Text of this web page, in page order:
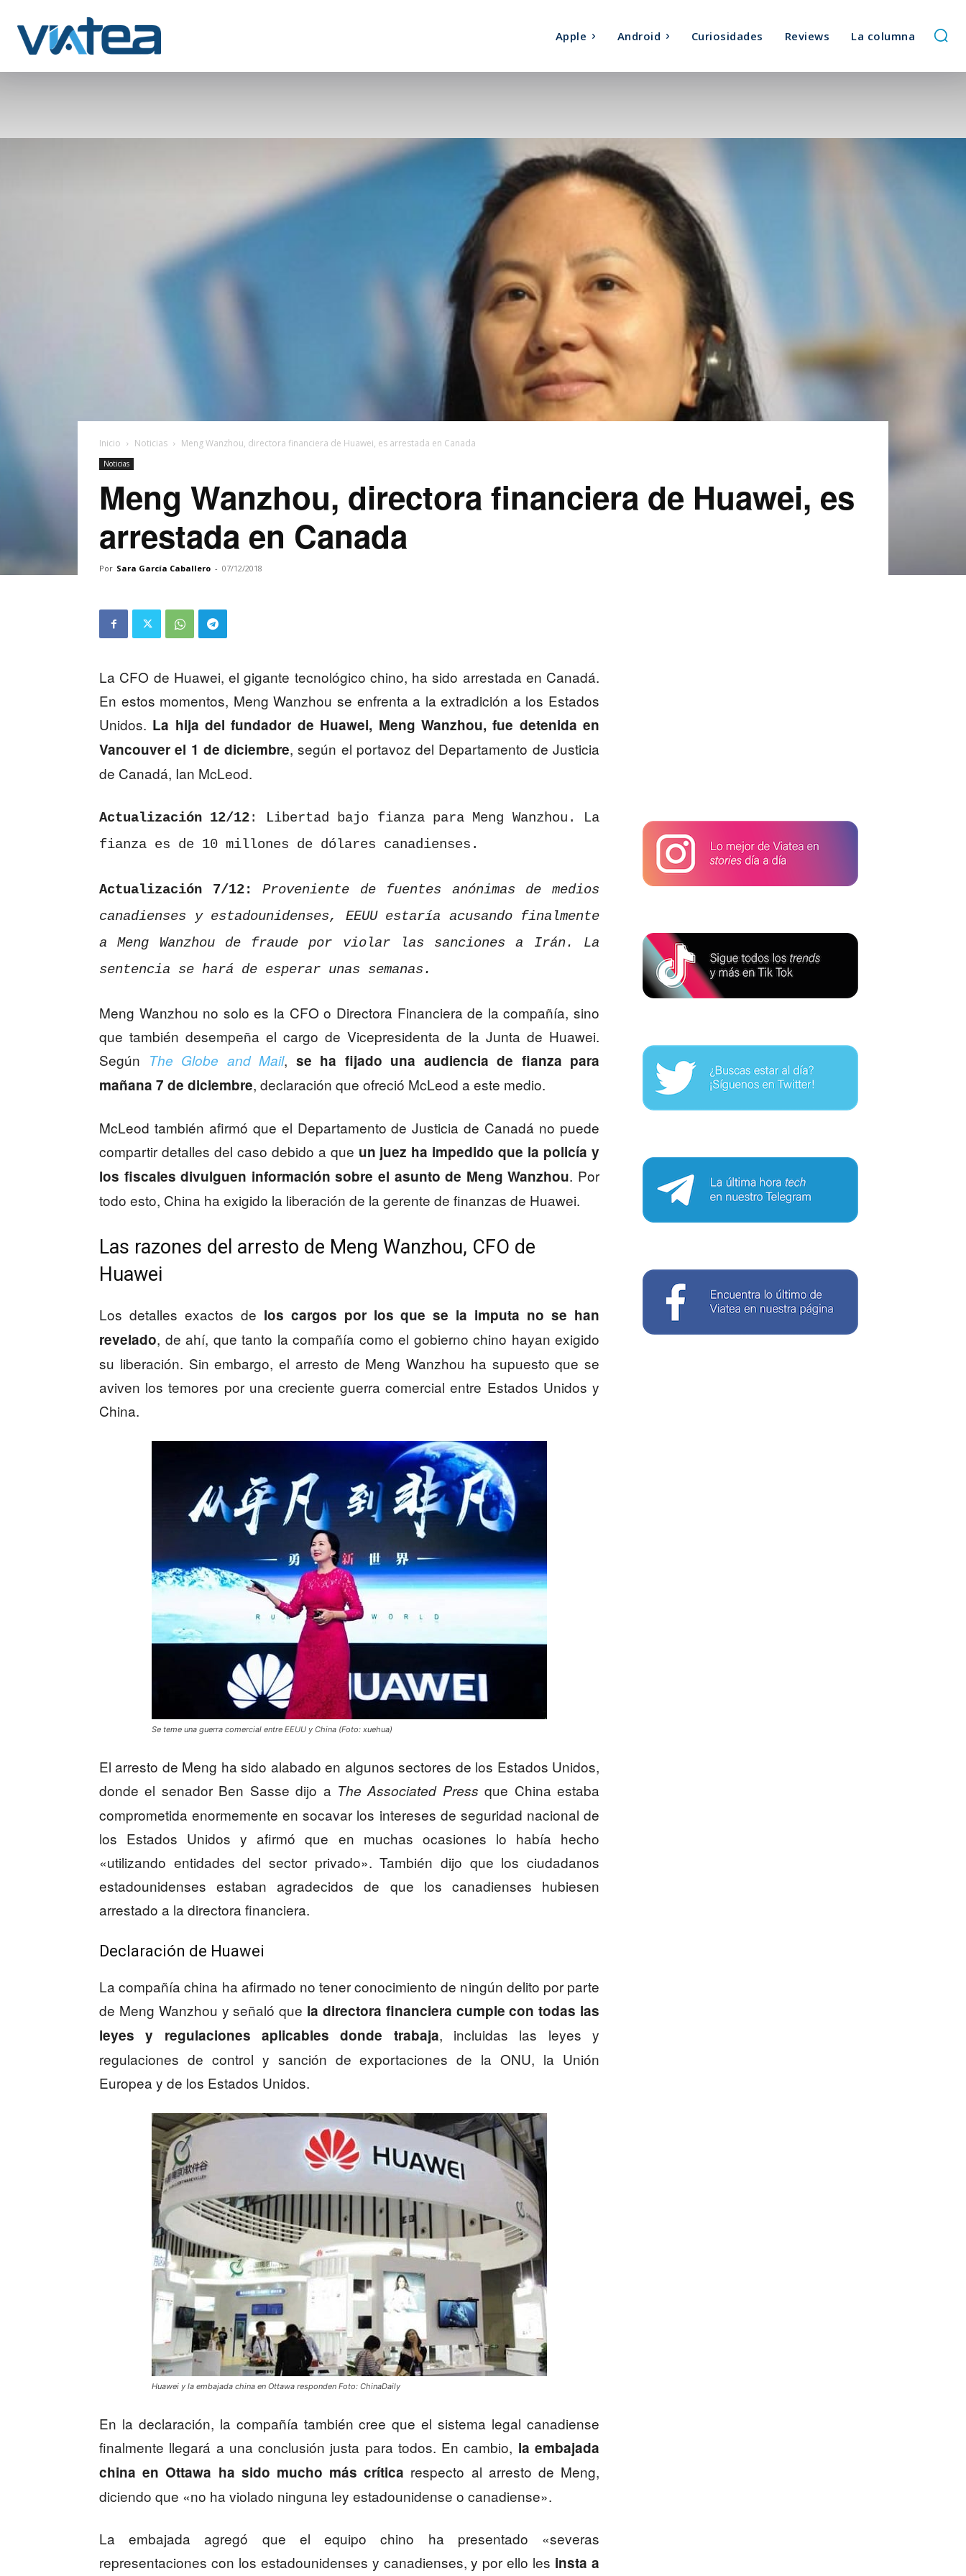
Apple Android Curiosidades Reviews La columna
Inicio Noticias Meng Wanzhou, directora financiera de Huawei, es arrestada en Canada
Noticias
Meng Wanzhou, directora financiera de Huawei, es
arrestada en Canada
Por Sara García Caballero - 07/12/2018
La CFO de Huawei, el gigante tecnológico chino, ha sido arrestada en Canadá.
En estos momentos, Meng Wanzhou se enfrenta a la extradición a los Estados
Unidos. La hija del fundador de Huawei, Meng Wanzhou, fue detenida en
Vancouver el 1 de diciembre, según el portavoz del Departamento de Justicia
de Canadá, Ian McLeod.
Actualización 12/12: Libertad bajo fianza para Meng Wanzhou. La
fianza es de 10 millones de dólares canadienses.
Actualización 7/12:
Proveniente de fuentes anónimas de medios
canadienses y estadounidenses, EEUU estaría acusando finalmente
a Meng Wanzhou de fraude por violar las sanciones a Irán. La
sentencia se hará de esperar unas semanas.
Meng Wanzhou no solo es la CFO o Directora Financiera de la compañía, sino
que también desempeña el cargo de Vicepresidenta de la Junta de Huawei.
Según The Globe and Mail, se ha fijado una audiencia de fianza para
mañana 7 de diciembre, declaración que ofreció McLeod a este medio.
McLeod también afirmó que el Departamento de Justicia de Canadá no puede
compartir detalles del caso debido a que un juez ha impedido que la policía y
los fiscales divulguen información sobre el asunto de Meng Wanzhou. Por
todo esto, China ha exigido la liberación de la gerente de finanzas de Huawei.
Las razones del arresto de Meng Wanzhou, CFO de
Huawei
Los detalles exactos de los cargos por los que se la imputa no se han
revelado, de ahí, que tanto la compañía como el gobierno chino hayan exigido
su liberación. Sin embargo, el arresto de Meng Wanzhou ha supuesto que se
aviven los temores por una creciente guerra comercial entre Estados Unidos y
China.
Se teme una guerra comercial entre EEUU y China (Foto: xuehua)
El arresto de Meng ha sido alabado en algunos sectores de los Estados Unidos,
donde el senador Ben Sasse dijo a The Associated Press que China estaba
comprometida enormemente en socavar los intereses de seguridad nacional de
los Estados Unidos y afirmó que en muchas ocasiones lo había hecho
«utilizando entidades del sector privado». También dijo que los ciudadanos
estadounidenses estaban agradecidos de que los canadienses hubiesen
arrestado a la directora financiera.
Declaración de Huawei
La compañía china ha afirmado no tener conocimiento de ningún delito por parte
de Meng Wanzhou y señaló que la directora financiera cumple con todas las
leyes y regulaciones aplicables donde trabaja, incluidas las leyes y
regulaciones de control y sanción de exportaciones de la ONU, la Unión
Europea y de los Estados Unidos.
Huawei y la embajada china en Ottawa responden Foto: ChinaDaily
En la declaración, la compañía también cree que el sistema legal canadiense
finalmente llegará a una conclusión justa para todos. En cambio, la embajada
china en Ottawa ha sido mucho más crítica respecto al arresto de Meng,
diciendo que «no ha violado ninguna ley estadounidense o canadiense».
La embajada agregó que el equipo chino ha presentado «severas
representaciones con los estadounidenses y canadienses, y por ello les insta a